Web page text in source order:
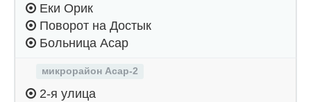
Еки Орик
Поворот на Достык
Больница Асар
микрорайон Асар-2
2-я улица